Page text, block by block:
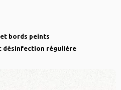
bords peints
désinfection régulière